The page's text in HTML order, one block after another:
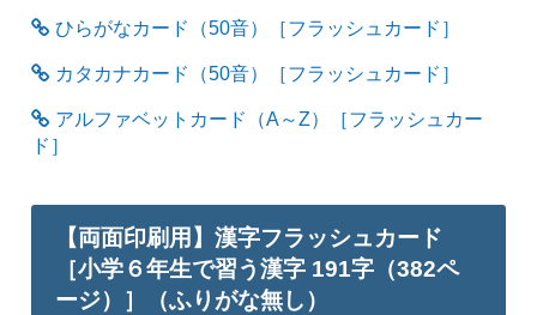
ひらがなカード（50音）［フラッシュカード］
カタカナカード（50音）［フラッシュカード］
アルファベットカード（A～Z）［フラッシュカー
ド］
【両面印刷用】漢字フラッシュカード
［小学６年生で習う漢字 191字（382ペ
ージ）］（ふりがな無し）